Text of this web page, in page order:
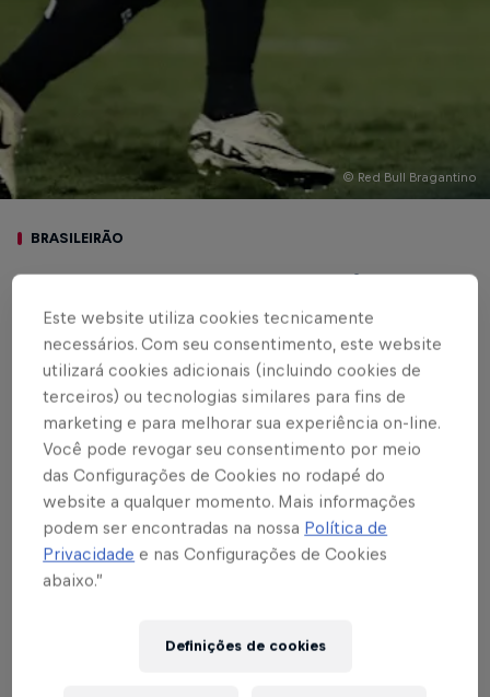
© Red Bull Bragantino
BRASILEIRÃO
Red Bull Bragantino
vence Corinthians por
1 a 0 e segue nas
primeiras posições do
Brasileiro
Escrito por Vinicios Oliveira
3 min de leitura
Este website utiliza cookies tecnicamente
necessários. Com seu consentimento, este website
utilizará cookies adicionais (incluindo cookies de
terceiros) ou tecnologias similares para fins de
marketing e para melhorar sua experiência on-line.
Você pode revogar seu consentimento por meio
das Configurações de Cookies no rodapé do
website a qualquer momento. Mais informações
podem ser encontradas na nossa Política de
Privacidade e nas Configurações de Cookies
abaixo.”
Definições de cookies